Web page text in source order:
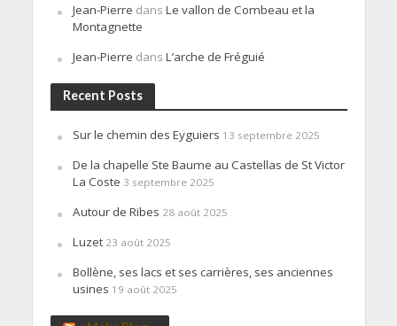
Jean-Pierre dans Le vallon de Combeau et la
Montagnette
Jean-Pierre dans L’arche de Fréguié
Recent Posts
Sur le chemin des Eyguiers 13 septembre 2025
De la chapelle Ste Baume au Castellas de St Victor
La Coste 3 septembre 2025
Autour de Ribes 28 août 2025
Luzet 23 août 2025
Bollène, ses lacs et ses carrières, ses anciennes
usines 19 août 2025